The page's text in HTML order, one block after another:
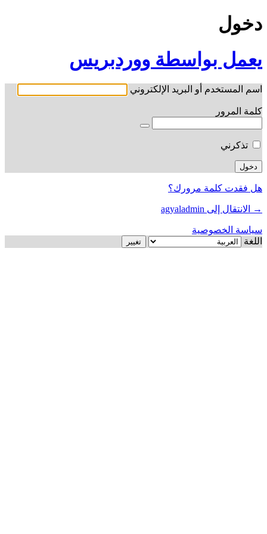
دخول
يعمل بواسطة ووردبريس
اسم المستخدم أو البريد الإلكتروني
كلمة المرور
تذكرني
هل فقدت كلمة مرورك؟
→ الانتقال إلى agyaladmin
سياسة الخصوصية
اللغة